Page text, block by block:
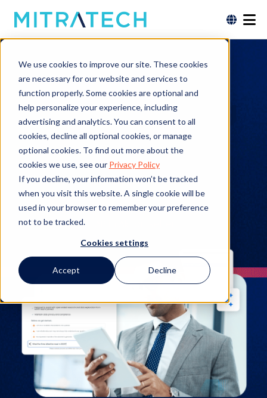
We use cookies to improve our site. These cookies
are necessary for our website and services to
function properly. Some cookies are optional and
help personalize your experience, including
advertising and analytics. You can consent to all
cookies, decline all optional cookies, or manage
optional cookies. To find out more about the
cookies we use, see our Privacy Policy
If you decline, your information won’t be tracked
when you visit this website. A single cookie will be
used in your browser to remember your preference
not to be tracked.
Cookies settings
Accept Decline
Mitratech TAP
Arbeitsablauf-
Automatisierung
Die No-Code-Lösung zur Automatisierung von
Arbeitsabläufen mit KI-Unterstützung, mit der sich
umfangreiche Arbeitsprozesse in optimierte digitale
Abläufe umwandeln lassen.